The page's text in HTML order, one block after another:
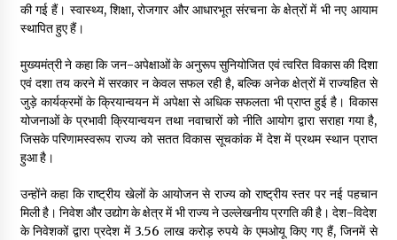
की गई हैं। स्वास्थ्य, शिक्षा, रोजगार और आधारभूत संरचना के क्षेत्रों में भी नए आयाम
स्थापित हुए हैं।
मुख्यमंत्री ने कहा कि जन-अपेक्षाओं के अनुरूप सुनियोजित एवं त्वरित विकास की दिशा
एवं दशा तय करने में सरकार न केवल सफल रही है, बल्कि अनेक क्षेत्रों में राज्यहित से
जुड़े कार्यक्रमों के क्रियान्वयन में अपेक्षा से अधिक सफलता भी प्राप्त हुई है। विकास
योजनाओं के प्रभावी क्रियान्वयन तथा नवाचारों को नीति आयोग द्वारा सराहा गया है,
जिसके परिणामस्वरूप राज्य को सतत विकास सूचकांक में देश में प्रथम स्थान प्राप्त
हुआ है।
उन्होंने कहा कि राष्ट्रीय खेलों के आयोजन से राज्य को राष्ट्रीय स्तर पर नई पहचान
मिली है। निवेश और उद्योग के क्षेत्र में भी राज्य ने उल्लेखनीय प्रगति की है। देश-विदेश
के निवेशकों द्वारा प्रदेश में 3.56 लाख करोड़ रुपये के एमओयू किए गए हैं, जिनमें से